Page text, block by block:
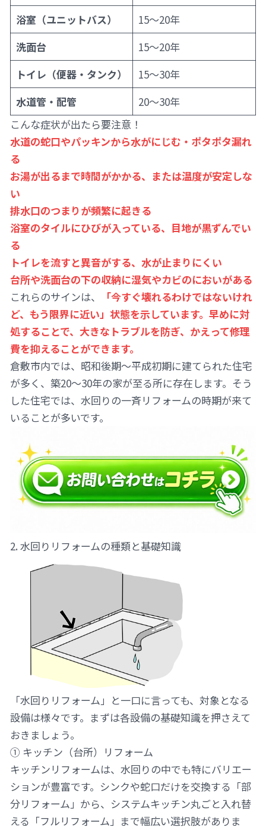
浴室（ユニットバス）
15〜20年
洗面台
15〜20年
トイレ（便器・タンク）
15〜30年
水道管・配管
20〜30年
こんな症状が出たら要注意！
水道の蛇口やパッキンから水がにじむ・ポタポタ漏れ
る
お湯が出るまで時間がかかる、または温度が安定しな
い
排水口のつまりが頻繁に起きる
浴室のタイルにひびが入っている、目地が黒ずんでい
る
トイレを流すと異音がする、水が止まりにくい
台所や洗面台の下の収納に湿気やカビのにおいがある
これらのサインは、
「今すぐ壊れるわけではないけれ
ど、もう限界に近い」状態を示しています。早めに対
処することで、大きなトラブルを防ぎ、かえって修理
費を抑えることができます。
倉敷市内では、昭和後期〜平成初期に建てられた住宅
が多く、築20〜30年の家が至る所に存在します。そう
した住宅では、水回りの一斉リフォームの時期が来て
いることが多いです。
2. 水回りリフォームの種類と基礎知識
「水回りリフォーム」と一口に言っても、対象となる
設備は様々です。まずは各設備の基礎知識を押さえて
おきましょう。
① キッチン（台所）リフォーム
キッチンリフォームは、水回りの中でも特にバリエー
ションが豊富です。シンクや蛇口だけを交換する「部
分リフォーム」から、システムキッチン丸ごと入れ替
える「フルリフォーム」まで幅広い選択肢がありま